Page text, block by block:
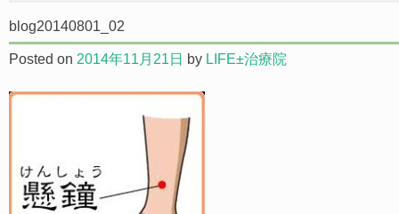
blog20140801_02
Posted on 2014年11月21日 by LIFE±治療院